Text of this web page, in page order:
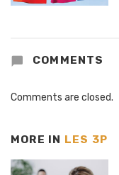
COMMENTS
Comments are closed.
MORE IN LES 3P